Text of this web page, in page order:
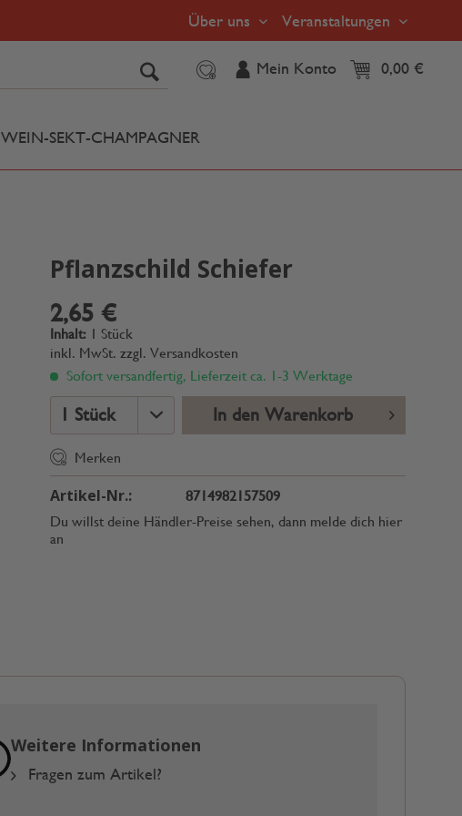
Über uns Veranstaltungen
Mein Konto 0,00 €
WEIN-SEKT-CHAMPAGNER
Pflanzschild Schiefer
2,65 €
Inhalt: 1 Stück
inkl. MwSt.zzgl. Versandkosten
Sofort versandfertig, Lieferzeit ca. 1-3 Werktage
In den Warenkorb
Merken
Artikel-Nr.:
8714982157509
Du willst deine Händler-Preise sehen, dann melde dich hier
an
Weitere Informationen
Fragen zum Artikel?